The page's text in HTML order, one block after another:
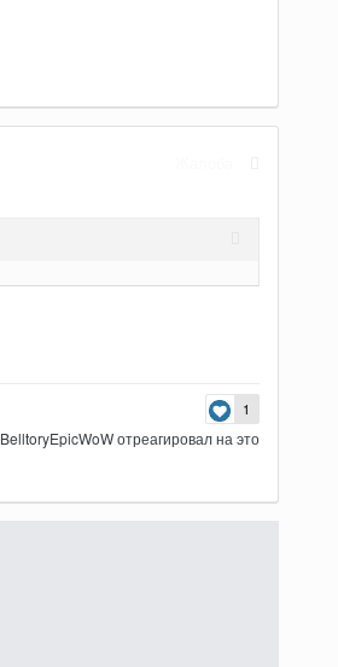
1
BelltoryEpicWoWотреагировал на это